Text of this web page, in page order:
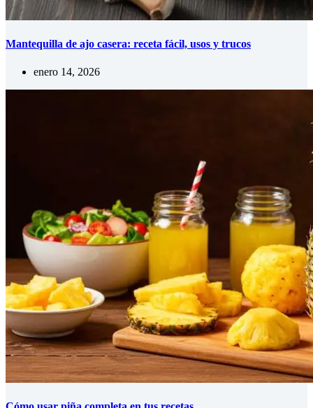
Mantequilla de ajo casera: receta fácil, usos y trucos
enero 14, 2026